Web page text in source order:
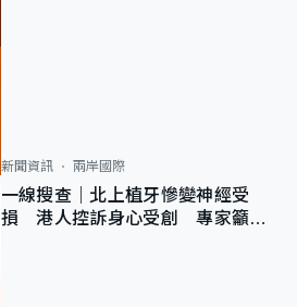
新聞資訊 兩岸國際
一線搜查｜北上植牙慘變神經受
損 港人控訴身心受創 專家籲理